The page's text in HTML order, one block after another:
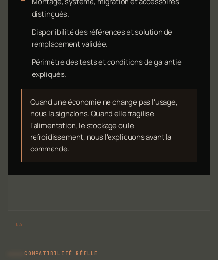
distingués.
Disponibilité des références et solution de
remplacement validée.
Périmètre des tests et conditions de garantie
expliqués.
Quand une économie ne change pas l'usage,
nous la signalons. Quand elle fragilise
l'alimentation, le stockage ou le
refroidissement, nous l'expliquons avant la
commande.
COMPATIBILITÉ RÉELLE